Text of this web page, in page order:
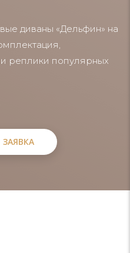
диваны «Дельфин» на
реплики популярных
ЗАЯВКА
ЗАЯВКА